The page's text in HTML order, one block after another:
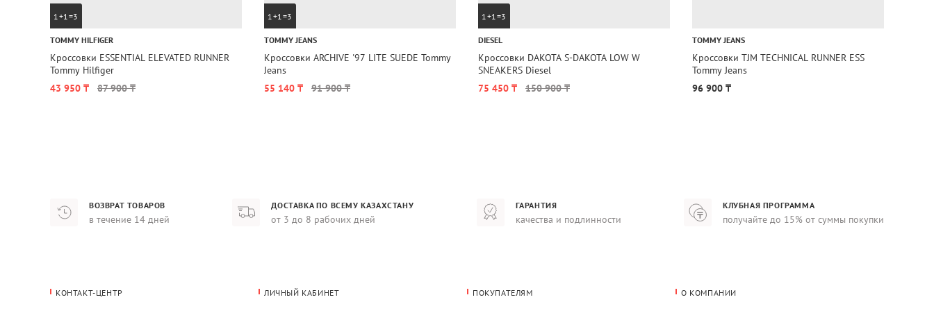
1+1=3
TOMMY HILFIGER
Кроссовки ESSENTIAL ELEVATED RUNNER
Tommy Hilfiger
43 950 ₸
87 900 ₸
1+1=3
TOMMY JEANS
Кроссовки ARCHIVE '97 LITE SUEDE Tommy
Jeans
55 140 ₸
91 900 ₸
1+1=3
DIESEL
Кроссовки DAKOTA S-DAKOTA LOW W
SNEAKERS Diesel
75 450 ₸
150 900 ₸
TOMMY JEANS
Кроссовки TJM TECHNICAL RUNNER ESS
Tommy Jeans
96 900 ₸
ВОЗВРАТ ТОВАРОВ
в течение 14 дней
ДОСТАВКА ПО ВСЕМУ КАЗАХСТАНУ
от 3 до 8 рабочих дней
ГАРАНТИЯ
качества и подлинности
КЛУБНАЯ ПРОГРАММА
получайте до 15% от суммы покупки
КОНТАКТ-ЦЕНТР ЛИЧНЫЙ КАБИНЕТ ПОКУПАТЕЛЯМ О КОМПАНИИ